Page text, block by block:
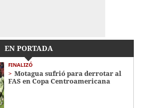
EN PORTADA
FINALIZÓ
Motagua sufrió para derrotar al
FAS en Copa Centroamericana